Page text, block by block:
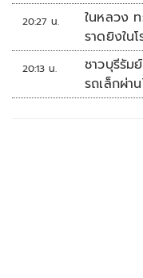
20:27 น.
ในหลวง
ราดยิงในโ
20:13 น.
ชาวบุรีรัม
รถเล็กผ่า